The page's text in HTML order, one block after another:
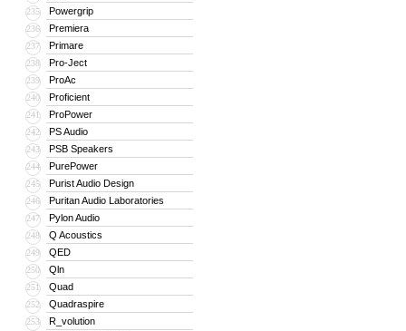
235 Powergrip
236 Premiera
237 Primare
238 Pro-Ject
239 ProAc
240 Proficient
241 ProPower
242 PS Audio
243 PSB Speakers
244 PurePower
245 Purist Audio Design
246 Puritan Audio Laboratories
247 Pylon Audio
248 Q Acoustics
249 QED
250 Qln
251 Quad
252 Quadraspire
253 R_volution